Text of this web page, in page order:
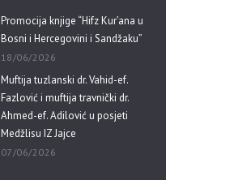
Promocija knjige “Hifz Kur’ana u
Bosni i Hercegovini i Sandžaku”
18/06/2026
Muftija tuzlanski dr. Vahid-ef.
Fazlović i muftija travnički dr.
Ahmed-ef. Adilović u posjeti
Medžlisu IZ Jajce
07/06/2026